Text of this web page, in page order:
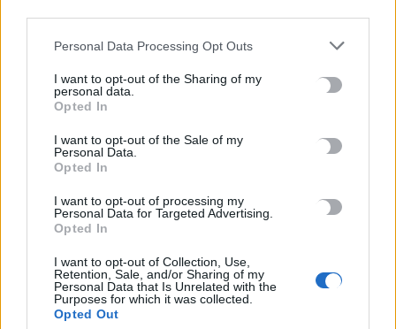
Personal Data Processing Opt Outs
I want to opt-out of the Sharing of my
personal data.
Opted In
I want to opt-out of the Sale of my
Personal Data.
Opted In
I want to opt-out of processing my
Personal Data for Targeted Advertising.
Opted In
I want to opt-out of Collection, Use,
Retention, Sale, and/or Sharing of my
Personal Data that Is Unrelated with the
Purposes for which it was collected.
Opted Out
Πέταξε στα σκουπίδια δελτίο Λότο αξίας 1 εκατ. ευρώ
Πόσο πειράζει να κοιμόμαστε με ανοιχτό ανεμιστήρα – Ο
ειδικός απαντά
9 Αυγούστου, 2026
Ένα άγνωστο επίδομα για συνταξιούχους – Ποιες οι
προϋποθέσεις
Από τις 16 έως 24 Αυγούστου το Φεστιβάλ Γεύσεων & Τέχνης
στην Κίσσαμο